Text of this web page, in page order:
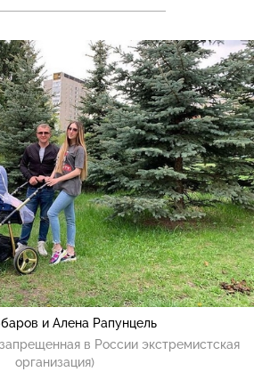
и Алена Рапунцель
в России экстремистская
организация)